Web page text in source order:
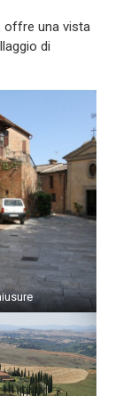
offre una vista
di